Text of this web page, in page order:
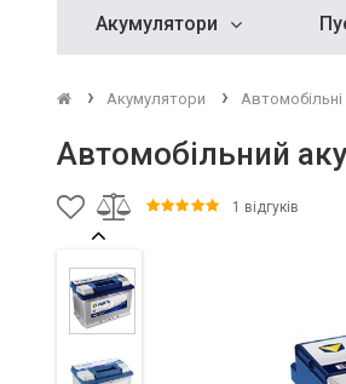
Акумулятори
Акумулятори Автомобільні
Автомобільний
1 відгуків